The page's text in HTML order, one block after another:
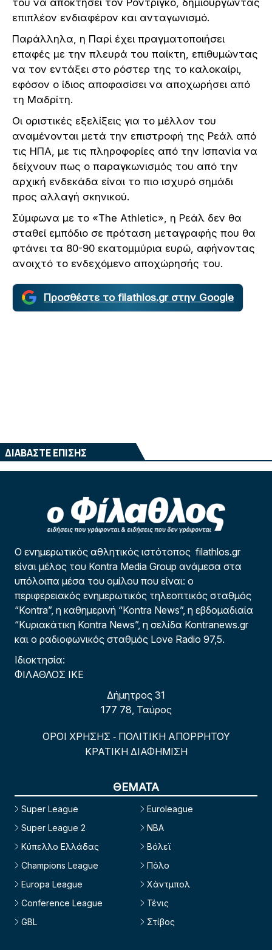
επιπλέον ενδιαφέρον και ανταγωνισμό.
Παράλληλα, η Παρί έχει πραγματοποιήσει
επαφές με την πλευρά του παίκτη, επιθυμώντας
να τον εντάξει στο ρόστερ της το καλοκαίρι,
εφόσον ο ίδιος αποφασίσει να αποχωρήσει από
τη Μαδρίτη.
Οι οριστικές εξελίξεις για το μέλλον του
αναμένονται μετά την επιστροφή της Ρεάλ από
τις ΗΠΑ, με τις πληροφορίες από την Ισπανία να
δείχνουν πως ο παραγκωνισμός του από την
αρχική ενδεκάδα είναι το πιο ισχυρό σημάδι
προς αλλαγή σκηνικού.
Σύμφωνα με το «The Athletic», η Ρεάλ δεν θα
σταθεί εμπόδιο σε πρόταση μεταγραφής που θα
φτάνει τα 80-90 εκατομμύρια ευρώ, αφήνοντας
ανοιχτό το ενδεχόμενο αποχώρησής του.
Προσθέστε το filathlos.gr στην Google
ΔΙΑΒΑΣΤΕ ΕΠΙΣΗΣ
Ο ενημερωτικός αθλητικός ιστότοπος filathlos.gr
είναι μέλος του Kontra Media Group ανάμεσα στα
υπόλοιπα μέσα του ομίλου που είναι: ο
περιφερειακός ενημερωτικός τηλεοπτικός σταθμός
“Kontra”, η καθημερινή “Kontra News”, η εβδομαδιαία
“Κυριακάτικη Kontra News”, η σελίδα Kontranews.gr
και ο ραδιοφωνικός σταθμός Love Radio 97,5.
Ιδιοκτησία:
ΦΙΛΑΘΛΟΣ ΙΚΕ
Δήμητρος 31
177 78, Ταύρος
ΟΡΟΙ ΧΡΗΣΗΣ - ΠΟΛΙΤΙΚΗ ΑΠΟΡΡΗΤΟΥ
ΚΡΑΤΙΚΗ ΔΙΑΦΗΜΙΣΗ
ΘΕΜΑΤΑ
Super League
Super League 2
Κύπελλο Ελλάδας
Champions League
Europa League
Conference League
GBL
Euroleague
NBA
Βόλεϊ
Πόλο
Χάντμπολ
Τένις
Στίβος